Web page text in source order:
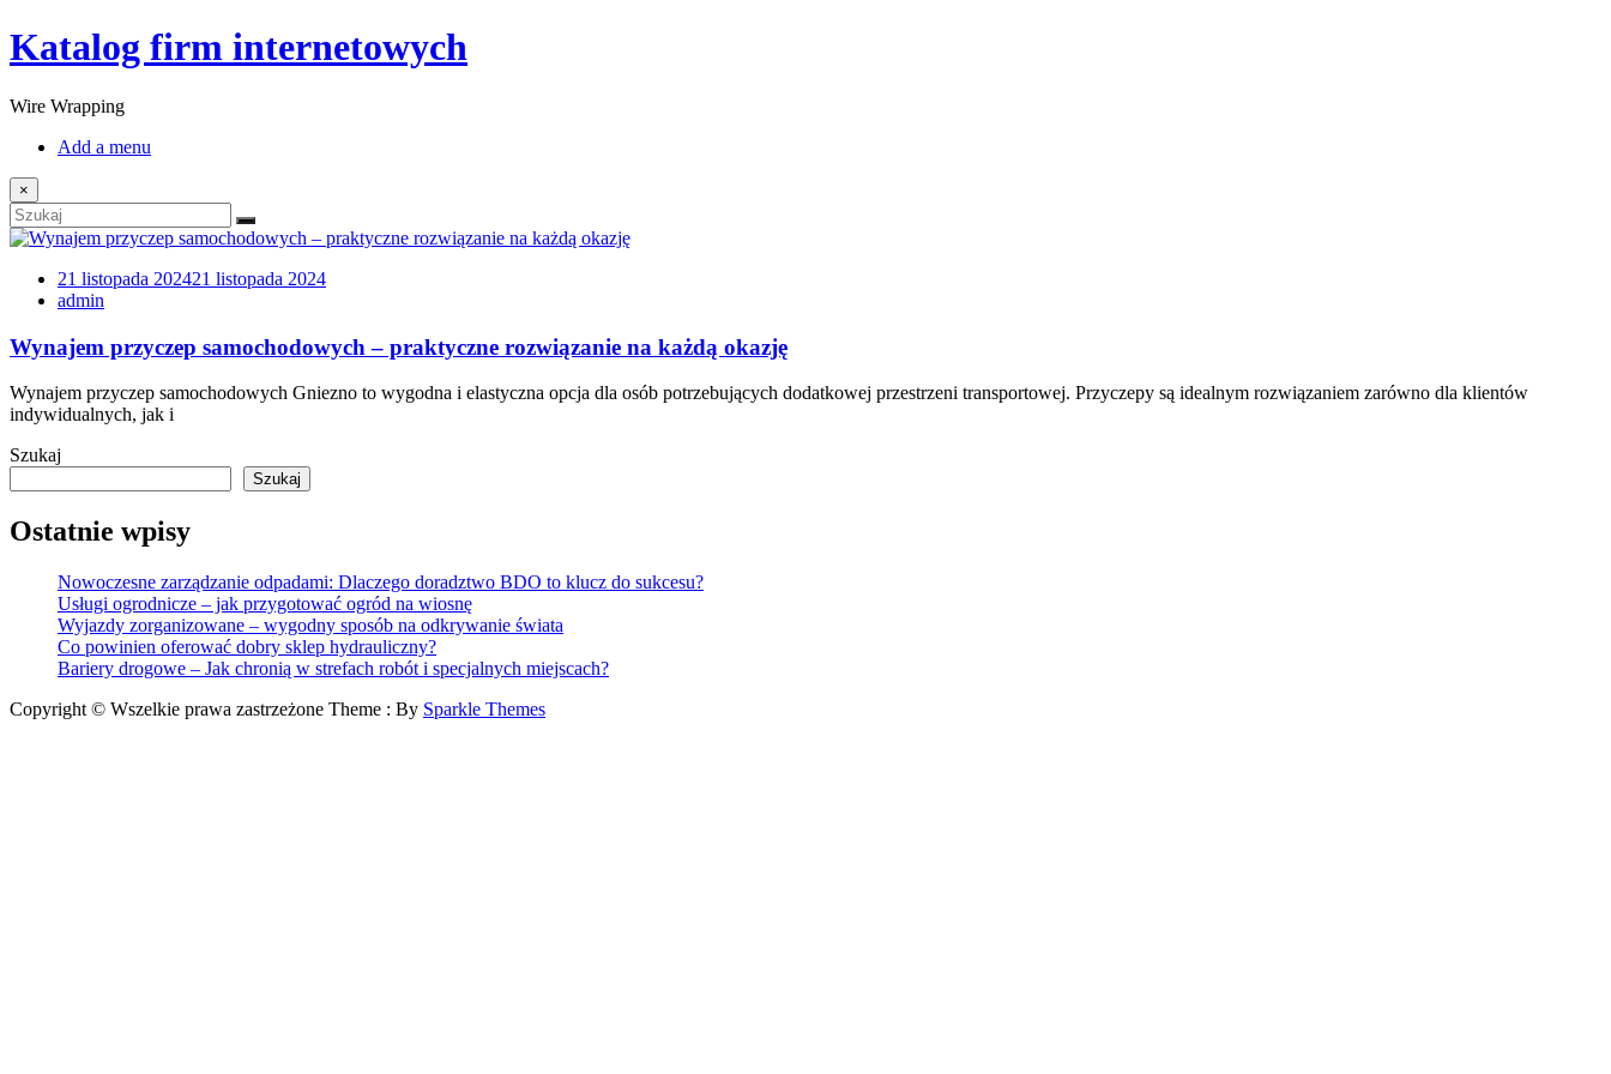
Katalog firm internetowych
Wire Wrapping
Add a menu
×
21 listopada 202421 listopada 2024
admin
Wynajem przyczep samochodowych – praktyczne rozwiązanie na każdą okazję
Wynajem przyczep samochodowych Gniezno to wygodna i elastyczna opcja dla osób potrzebujących dodatkowej przestrzeni transportowej. Przyczepy są idealnym rozwiązaniem zarówno dla klientów
indywidualnych, jak i
Szukaj
Szukaj
Ostatnie wpisy
Nowoczesne zarządzanie odpadami: Dlaczego doradztwo BDO to klucz do sukcesu?
Usługi ogrodnicze – jak przygotować ogród na wiosnę
Wyjazdy zorganizowane – wygodny sposób na odkrywanie świata
Co powinien oferować dobry sklep hydrauliczny?
Bariery drogowe – Jak chronią w strefach robót i specjalnych miejscach?
Copyright © Wszelkie prawa zastrzeżone Theme : By Sparkle Themes